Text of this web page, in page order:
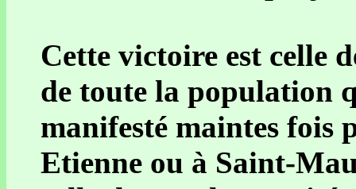
Cette victoire est celle
de toute la population
manifesté maintes fois
Etienne ou à Saint-